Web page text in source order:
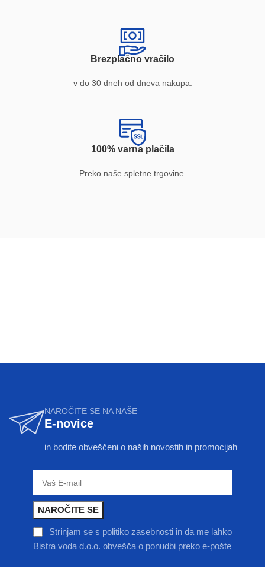
Brezplačno vračilo
v do 30 dneh od dneva nakupa.
100% varna plačila
Preko naše spletne trgovine.
NAROČITE SE NA NAŠE
E-novice
in bodite obveščeni o naših novostih in promocijah
Strinjam se s politiko zasebnosti in da me lahko
Bistra voda d.o.o. obvešča o ponudbi preko e-pošte